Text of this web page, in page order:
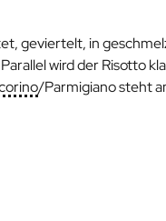
geviertelt, in
wird der Risotto
/Parmigiano steht